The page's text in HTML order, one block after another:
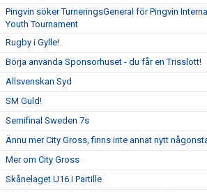
Pingvin söker TurneringsGeneral för Pingvin
Youth Tournament
Rugby i Gylle!
Börja använda Sponsorhuset - du får en Trisslott!
Allsvenskan Syd
SM Guld!
Semifinal Sweden 7s
Ännu mer City Gross, finns inte annat nytt
Mer om City Gross
Skånelaget U16 i Partille